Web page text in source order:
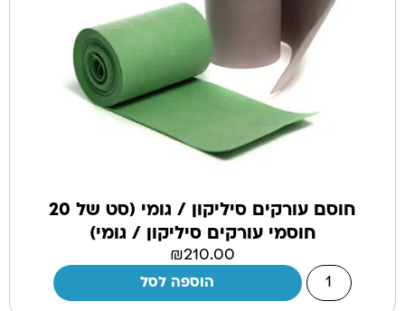
חוסם עורקים סיליקון / גומי (סט של 20
חוסמי עורקים סיליקון / גומי)
₪210.00
הוספה לסל